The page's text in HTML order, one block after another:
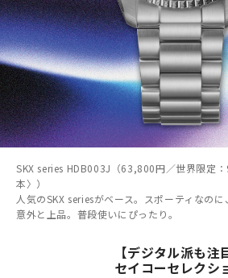
SKX series HDB003J（63,800円／世界限定
本〉）
人気のSKX seriesがベース。スポーティなの
意外と上品。普段使いにぴったり。
【デジタル派も注
セイコーセレクシ